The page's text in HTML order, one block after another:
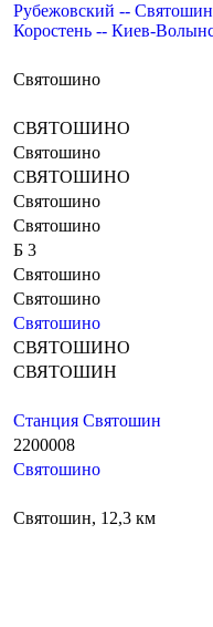
Рубежовский --
Коростень -- Киев-
Святошино
СВЯТОШИНО
Святошино
СВЯТОШИНО
Святошино
Святошино
Б 3
Святошино
Святошино
Святошино
СВЯТОШИНО
СВЯТОШИН
Станция Святошин
2200008
Святошино
Святошин, 12,3 км